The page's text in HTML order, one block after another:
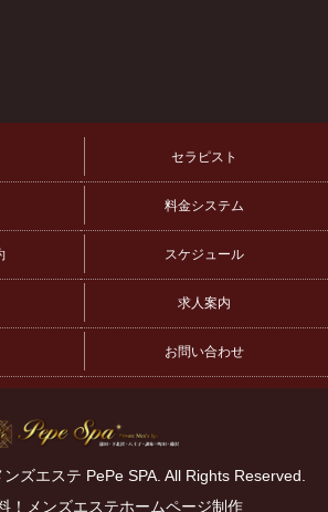
セラピスト
料金システム
スケジュール
求人案内
お問い合わせ
ンズエステ PePe SPA. All Rights Reserved.
！メンズエステホームページ制作